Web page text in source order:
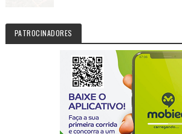
PATROCINADORES